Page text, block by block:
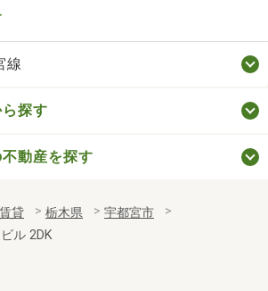
線
探す
動産を探す
賃貸 栃木県
宇都宮市
ル 2DK